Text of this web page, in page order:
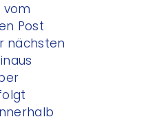
vom
Post
nächsten